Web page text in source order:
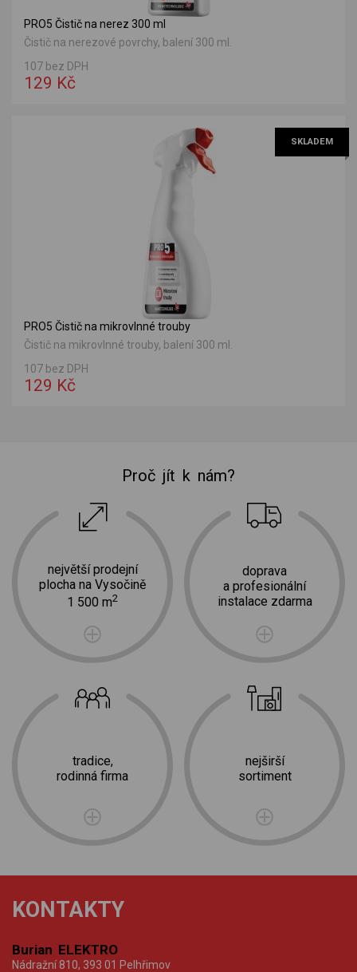
PRO5 Čistič na nerez 300 ml
Čistič na nerezové povrchy, balení 300 ml.
107 bez DPH
129 Kč
SKLADEM
PRO5 Čistič na mikrovlnné trouby
Čistič na mikrovlnné trouby, balení 300 ml.
107 bez DPH
129 Kč
Proč jít k nám?
největší prodejní
plocha na Vysočině
1 500 m2
tradice,
rodinná firma
doprava
a profesionální
instalace zdarma
nejširší
sortiment
KONTAKTY
Burian ELEKTRO
Nádražní 810, 393 01 Pelhřimov